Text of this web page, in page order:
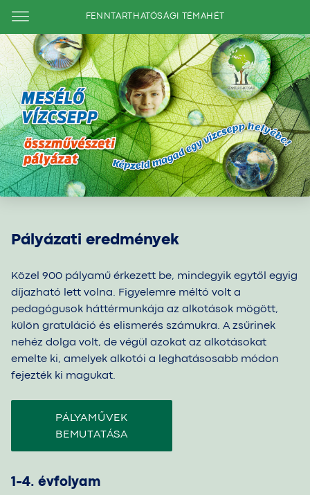
FENNTARTHATÓSÁGI TÉMAHÉT
Pályázati eredmények
Közel 900 pályamű érkezett be, mindegyik egytől egyig
díjazható lett volna. Figyelemre méltó volt a
pedagógusok háttérmunkája az alkotások mögött,
külön gratuláció és elismerés számukra. A zsűrinek
nehéz dolga volt, de végül azokat az alkotásokat
emelte ki, amelyek alkotói a leghatásosabb módon
fejezték ki magukat.
PÁLYAMŰVEK
BEMUTATÁSA
1-4. évfolyam